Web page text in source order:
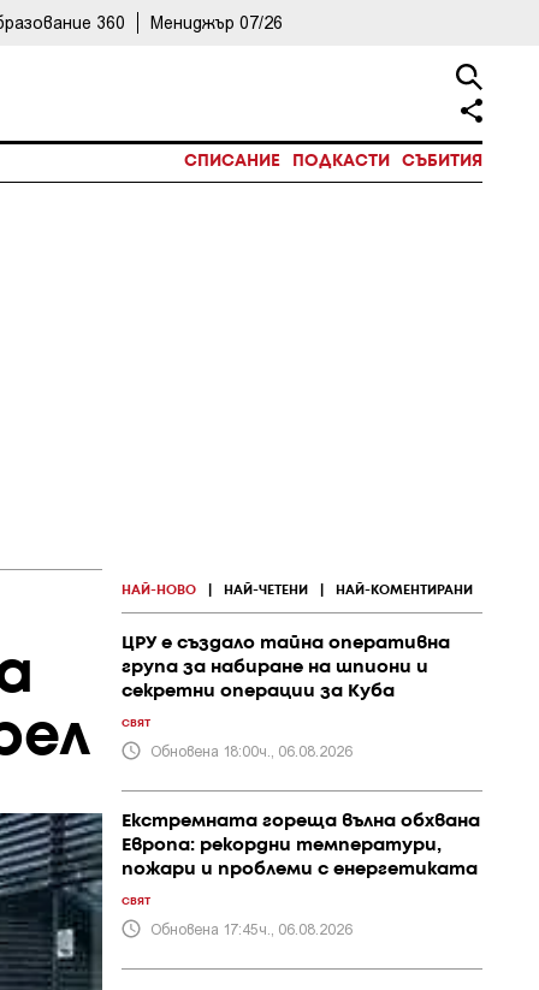
360 Мениджър 07/26
СПИСАНИЕ ПОДКАСТИ СЪБИТИЯ
НАЙ-НОВО НАЙ-ЧЕТЕНИ НАЙ-КОМЕНТИРАНИ
ЦРУ е създало тайна оперативна
група за набиране на шпиони и
секретни операции за Куба
СВЯТ
Обновена 18:00ч., 06.08.2026
Екстремната гореща вълна обхвана
Европа: рекордни температури,
пожари и проблеми с енергетиката
СВЯТ
Обновена 17:45ч., 06.08.2026